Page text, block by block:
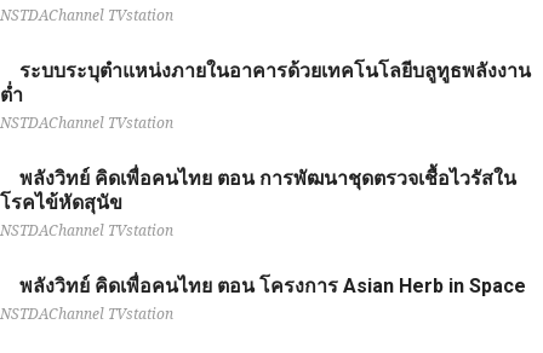
NSTDAChannel TVstation
ระบบระบุตำแหน่งภายในอาคารด้วยเทคโนโลยีบลูทูธพลังงาน
ต่ำ
NSTDAChannel TVstation
พลังวิทย์ คิดเพื่อคนไทย ตอน การพัฒนาชุดตรวจเชื้อไวรัสใน
โรคไข้หัดสุนัข
NSTDAChannel TVstation
พลังวิทย์ คิดเพื่อคนไทย ตอน โครงการ Asian Herb in Space
NSTDAChannel TVstation